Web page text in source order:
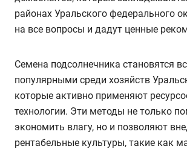
районах Уральского федерального
на все вопросы и дадут ценные
Семена подсолнечника становятся
популярными среди хозяйств
которые активно применяют
технологии. Эти методы не только
экономить влагу, но и позволяют
рентабельные культуры, такие как